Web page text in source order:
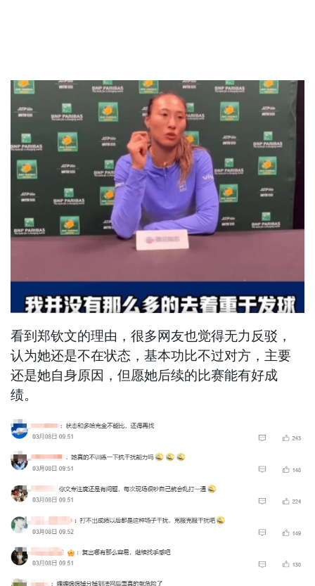
看到郑钦文的理由，很多网友也觉得无力反驳，
认为她还是不在状态，基本功比不过对方，主要
还是她自身原因，但愿她后续的比赛能有好成
绩。